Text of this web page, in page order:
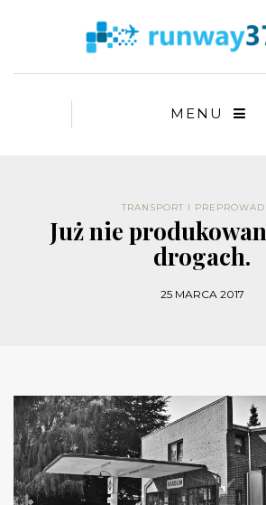
MENU
TRANSPORT I
Już nie
drogach.
25 MARCA 2017